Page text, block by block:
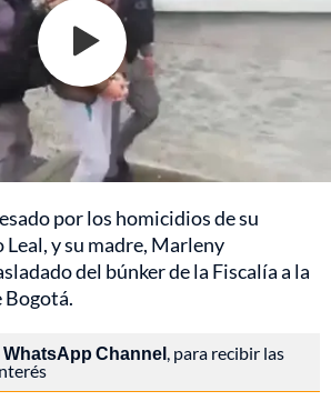
por los homicidios de su
y su madre, Marleny
del búnker de la Fiscalía a la
Bogotá.
WhatsApp Channel , para recibir las